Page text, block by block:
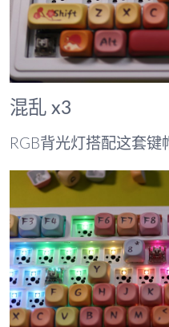
混乱 x3
RGB背光灯搭配这套键